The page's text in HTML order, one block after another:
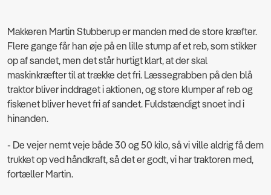
Makkeren Martin Stubberup er manden med de store kræfter.
Flere gange får han øje på en lille stump af et reb, som stikker
op af sandet, men det står hurtigt klart, at der skal
maskinkræfter til at trække det fri. Læssegrabben på den blå
traktor bliver inddraget i aktionen, og store klumper af reb og
fiskenet bliver hevet fri af sandet. Fuldstændigt snoet ind i
hinanden.
- De vejer nemt veje både 30 og 50 kilo, så vi ville aldrig få dem
trukket op ved håndkraft, så det er godt, vi har traktoren med,
fortæller Martin.